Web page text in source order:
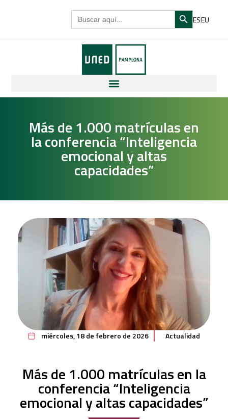
Search
for:
Search Button
ESEU
Más de 1.000 matrículas en
la conferencia “Inteligencia
emocional y altas
capacidades”
miércoles, 18 de febrero de 2026 Actualidad
Más de 1.000 matrículas en la
conferencia “Inteligencia
emocional y altas capacidades”